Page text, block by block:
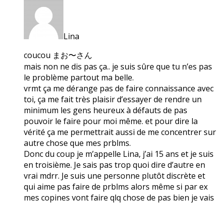
Lina
coucou まお〜さん
mais non ne dis pas ça.. je suis sûre que tu n’es pas
le problème partout ma belle.
vrmt ça me dérange pas de faire connaissance avec
toi, ça me fait très plaisir d’essayer de rendre un
minimum les gens heureux à défauts de pas
pouvoir le faire pour moi même. et pour dire la
vérité ça me permettrait aussi de me concentrer sur
autre chose que mes prblms.
Donc du coup je m’appelle Lina, j’ai 15 ans et je suis
en troisième. Je sais pas trop quoi dire d’autre en
vrai mdrr. Je suis une personne plutôt discrète et
qui aime pas faire de prblms alors même si par ex
mes copines vont faire qlq chose de pas bien je vais